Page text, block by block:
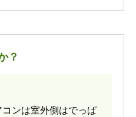
？
ンは室外側はでっぱ